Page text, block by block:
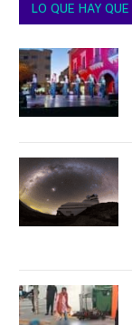
LO QUE HAY QUE